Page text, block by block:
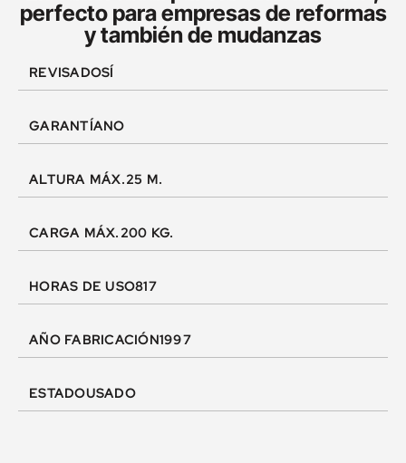
perfecto para empresas de reformas
y también de mudanzas
REVISADOSÍ
GARANTÍANO
ALTURA MÁX.25 M.
CARGA MÁX. 200 KG.
HORAS DE USO817
AÑO FABRICACIÓN1997
ESTADOUSADO